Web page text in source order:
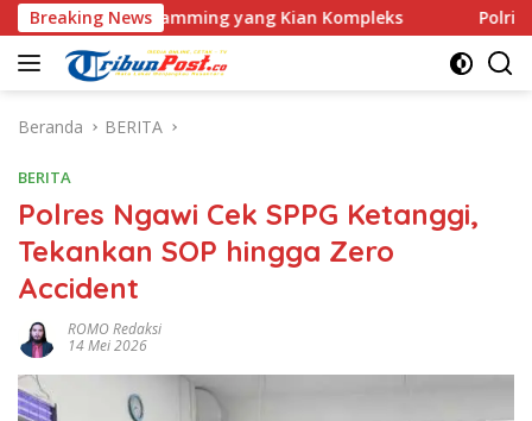
Langsung
ke
konten
Breaking News
Scamming yang Kian Kompleks Polri Kerahkan 372
Beranda BERITA
BERITA
Polres Ngawi Cek SPPG Ketanggi,
Tekankan SOP hingga Zero
Accident
ROMO Redaksi
14 Mei 2026